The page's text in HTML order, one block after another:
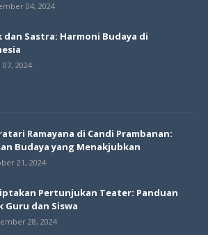
04, 2024
dan Sastra: Harmoni Budaya di
2024
Ramayana di Candi Prambanan:
Budaya yang Menakjubkan
21, 2024
Pertunjukan Teater: Panduan
Guru dan Siswa
28, 2024